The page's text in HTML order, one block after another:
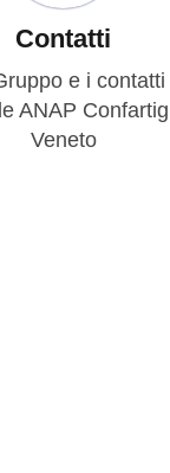
Contatti
e i
ANAP
Veneto